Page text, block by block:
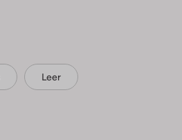
Leer